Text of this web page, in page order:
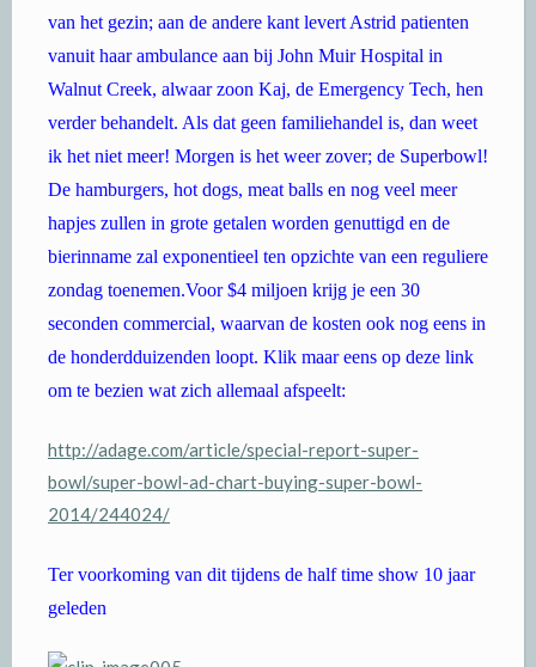
van het gezin; aan de andere kant levert Astrid patienten
vanuit haar ambulance aan bij John Muir Hospital in
Walnut Creek, alwaar zoon Kaj, de Emergency Tech, hen
verder behandelt. Als dat geen familiehandel is, dan weet
ik het niet meer! Morgen is het weer zover; de Superbowl!
De hamburgers, hot dogs, meat balls en nog veel meer
hapjes zullen in grote getalen worden genuttigd en de
bierinname zal exponentieel ten opzichte van een reguliere
zondag toenemen.Voor $4 miljoen krijg je een 30
seconden commercial, waarvan de kosten ook nog eens in
de honderdduizenden loopt. Klik maar eens op deze link
om te bezien wat zich allemaal afspeelt:
http://adage.com/article/special-report-super-
bowl/super-bowl-ad-chart-buying-super-bowl-
2014/244024/
Ter voorkoming van dit tijdens de half time show 10 jaar
geleden